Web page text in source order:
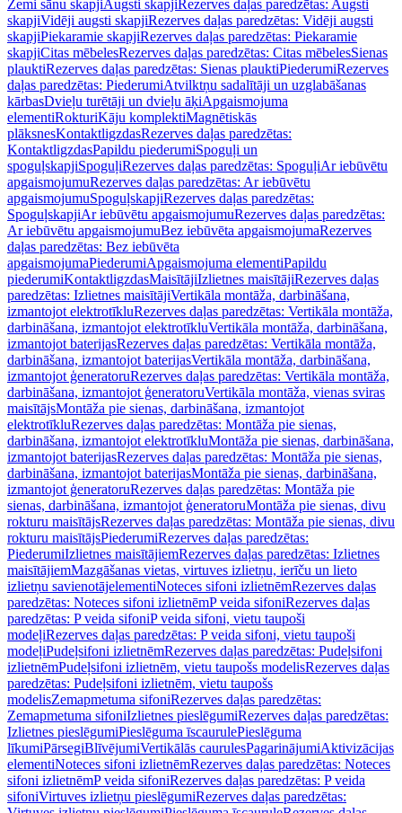
Zemi sānu skapjiAugsti skapjiRezerves daļas paredzētas: Augsti
skapjiVidēji augsti skapjiRezerves daļas paredzētas: Vidēji augsti
skapjiPiekaramie skapjiRezerves daļas paredzētas: Piekaramie
skapjiCitas mēbelesRezerves daļas paredzētas: Citas mēbelesSienas
plauktiRezerves daļas paredzētas: Sienas plauktiPiederumiRezerves
daļas paredzētas: PiederumiAtvilktņu sadalītāji un uzglabāšanas
kārbasDvieļu turētāji un dvieļu āķiApgaismojuma
elementiRokturiKāju komplektiMagnētiskās
plāksnesKontaktligzdasRezerves daļas paredzētas:
KontaktligzdasPapildu piederumiSpoguļi un
spoguļskapjiSpoguļiRezerves daļas paredzētas: SpoguļiAr iebūvētu
apgaismojumuRezerves daļas paredzētas: Ar iebūvētu
apgaismojumuSpoguļskapjiRezerves daļas paredzētas:
SpoguļskapjiAr iebūvētu apgaismojumuRezerves daļas paredzētas:
Ar iebūvētu apgaismojumuBez iebūvēta apgaismojumaRezerves
daļas paredzētas: Bez iebūvēta
apgaismojumaPiederumiApgaismojuma elementiPapildu
piederumiKontaktligzdasMaisītājiIzlietnes maisītājiRezerves daļas
paredzētas: Izlietnes maisītājiVertikāla montāža, darbināšana,
izmantojot elektrotīkluRezerves daļas paredzētas: Vertikāla montāža,
darbināšana, izmantojot elektrotīkluVertikāla montāža, darbināšana,
izmantojot baterijasRezerves daļas paredzētas: Vertikāla montāža,
darbināšana, izmantojot baterijasVertikāla montāža, darbināšana,
izmantojot ģeneratoruRezerves daļas paredzētas: Vertikāla montāža,
darbināšana, izmantojot ģeneratoruVertikāla montāža, vienas sviras
maisītājsMontāža pie sienas, darbināšana, izmantojot
elektrotīkluRezerves daļas paredzētas: Montāža pie sienas,
darbināšana, izmantojot elektrotīkluMontāža pie sienas, darbināšana,
izmantojot baterijasRezerves daļas paredzētas: Montāža pie sienas,
darbināšana, izmantojot baterijasMontāža pie sienas, darbināšana,
izmantojot ģeneratoruRezerves daļas paredzētas: Montāža pie
sienas, darbināšana, izmantojot ģeneratoruMontāža pie sienas, divu
rokturu maisītājsRezerves daļas paredzētas: Montāža pie sienas, divu
rokturu maisītājsPiederumiRezerves daļas paredzētas:
PiederumiIzlietnes maisītājiemRezerves daļas paredzētas: Izlietnes
maisītājiemMazgāšanas vietas, virtuves izlietņu, ierīču un lieto
izlietņu savienotājelementiNoteces sifoni izlietnēmRezerves daļas
paredzētas: Noteces sifoni izlietnēmP veida sifoniRezerves daļas
paredzētas: P veida sifoniP veida sifoni, vietu taupoši
modeļiRezerves daļas paredzētas: P veida sifoni, vietu taupoši
modeļiPudeļsifoni izlietnēmRezerves daļas paredzētas: Pudeļsifoni
izlietnēmPudeļsifoni izlietnēm, vietu taupošs modelisRezerves daļas
paredzētas: Pudeļsifoni izlietnēm, vietu taupošs
modelisZemapmetuma sifoniRezerves daļas paredzētas:
Zemapmetuma sifoniIzlietnes pieslēgumiRezerves daļas paredzētas:
Izlietnes pieslēgumiPieslēguma īscaurulePieslēguma
līkumiPārsegiBlīvējumiVertikālās caurulesPagarinājumiAktivizācijas
elementiNoteces sifoni izlietnēmRezerves daļas paredzētas: Noteces
sifoni izlietnēmP veida sifoniRezerves daļas paredzētas: P veida
sifoniVirtuves izlietņu pieslēgumiRezerves daļas paredzētas: